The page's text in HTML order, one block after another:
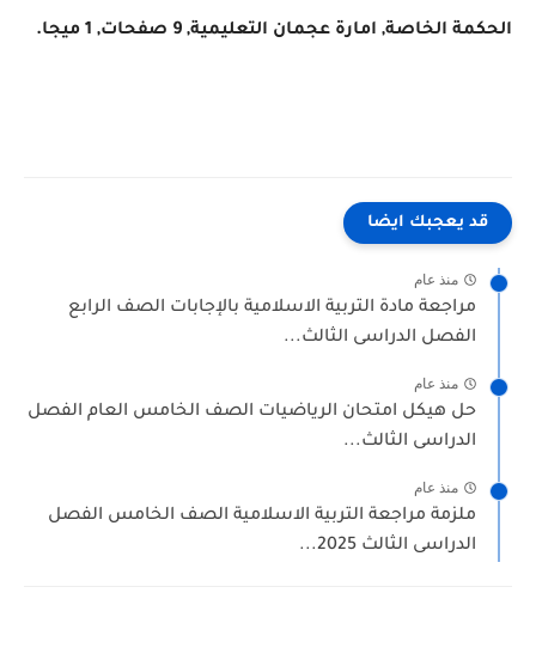
الخاصة, امارة عجمان التعليمية, 9 صفحات, 1 ميجا.
يعجبك ايضا
منذ عام
مادة التربية الاسلامية بالإجابات الصف الرابع
الدراسى الثالث...
منذ عام
هيكل امتحان الرياضيات الصف الخامس العام الفصل
الثالث...
منذ عام
مراجعة التربية الاسلامية الصف الخامس الفصل
الثالث 2025...